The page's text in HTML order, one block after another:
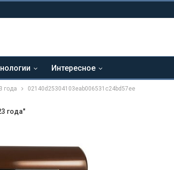
Интересное
года 02140d25304103eab006531c24bd57ee
года"